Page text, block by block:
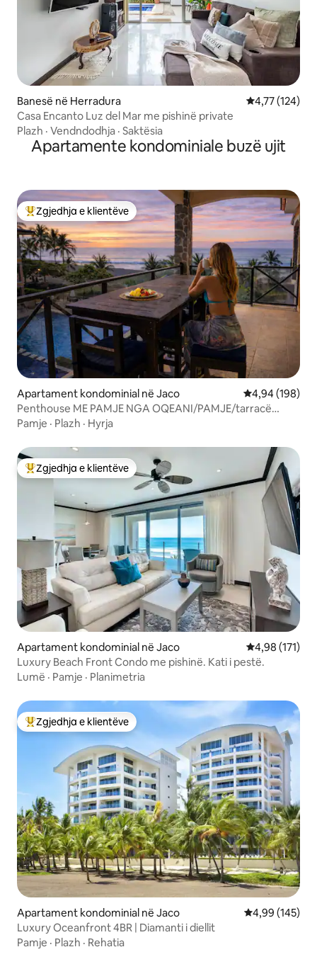
Banesë në Herradura Vlerësimi
4,77 (124)
Casa Encanto Luz del Mar me pishinë private
Plazh · Vendndodhja · Saktësia
Apartamente kondominiale buzë ujit
Më të mirat e zgjedhjeve të klientëve
Zgjedhja e klientëve
Apartament kondominial në Jaco Vlerësimi
4,94 (198)
Penthouse ME PAMJE NGA OQEANI/PAMJE/tarracë
private/Pishinë
Pamje · Plazh · Hyrja
Më të mirat e zgjedhjeve të klientëve
Zgjedhja e klientëve
Apartament kondominial në Jaco Vlerësimi
4,98 (171)
Luxury Beach Front Condo me pishinë. Kati i pestë.
Lumë · Pamje · Planimetria
Më të mirat e zgjedhjeve të klientëve
Zgjedhja e klientëve
Apartament kondominial në Jaco Vlerësimi
4,99 (145)
Luxury Oceanfront 4BR | Diamanti i diellit
Pamje · Plazh · Rehatia